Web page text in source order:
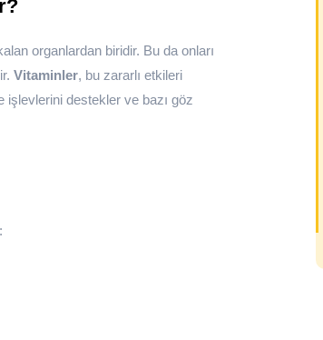
organlardan biridir. Bu da onları
Vitaminler, bu zararlı etkileri
işlevlerini destekler ve bazı göz